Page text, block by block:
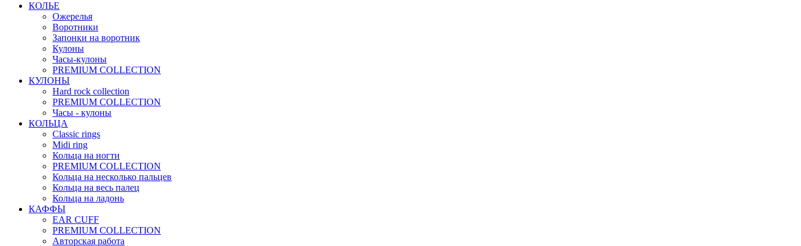
КОЛЬЕ
Ожерелья
Воротники
Запонки на воротник
Кулоны
Часы-кулоны
PREMIUM COLLECTION
КУЛОНЫ
Hard rock collection
PREMIUM COLLECTION
Часы - кулоны
КОЛЬЦА
Classic rings
Midi ring
Кольца на ногти
PREMIUM COLLECTION
Кольца на несколько пальцев
Кольца на весь палец
Кольца на ладонь
КАФФЫ
EAR CUFF
PREMIUM COLLECTION
Авторская работа